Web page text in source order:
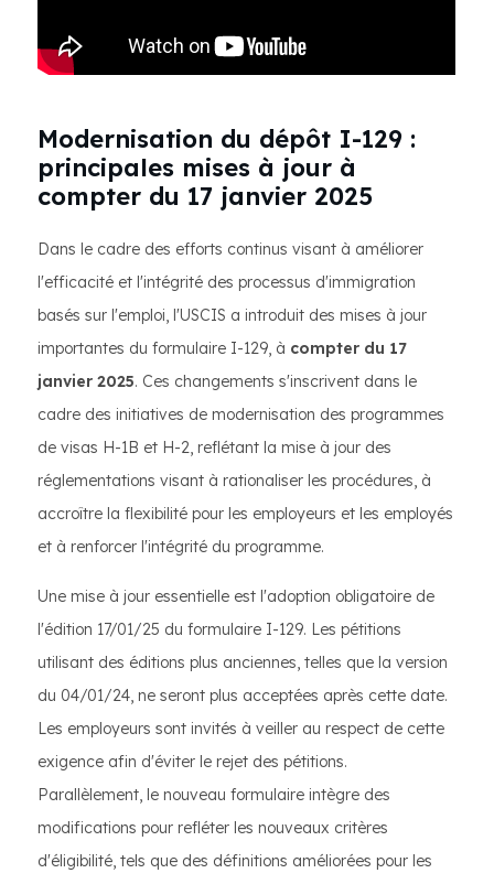
Modernisation du dépôt I-129 :
principales mises à jour à
compter du 17 janvier 2025
Dans le cadre des efforts continus visant à améliorer
l'efficacité et l'intégrité des processus d'immigration
basés sur l'emploi, l'USCIS a introduit des mises à jour
importantes du formulaire I-129, à compter du 17
janvier 2025. Ces changements s'inscrivent dans le
cadre des initiatives de modernisation des programmes
de visas H-1B et H-2, reflétant la mise à jour des
réglementations visant à rationaliser les procédures, à
accroître la flexibilité pour les employeurs et les employés
et à renforcer l'intégrité du programme.
Une mise à jour essentielle est l'adoption obligatoire de
l'édition 17/01/25 du formulaire I-129. Les pétitions
utilisant des éditions plus anciennes, telles que la version
du 04/01/24, ne seront plus acceptées après cette date.
Les employeurs sont invités à veiller au respect de cette
exigence afin d'éviter le rejet des pétitions.
Parallèlement, le nouveau formulaire intègre des
modifications pour refléter les nouveaux critères
d'éligibilité, tels que des définitions améliorées pour les